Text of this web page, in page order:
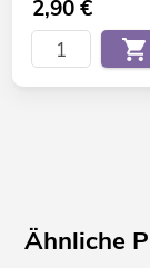
2,90€
Ähnliche